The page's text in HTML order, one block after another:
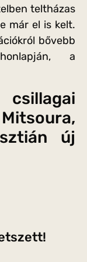
teltházas
már el is kelt.
bővebb
a
új